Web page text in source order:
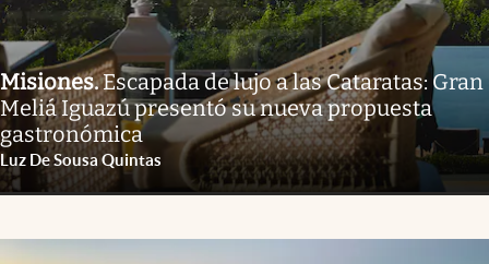
Misiones.Escapada de lujo a las Cataratas: Gran
Meliá Iguazú presentó su nueva propuesta
gastronómica
Luz De Sousa Quintas